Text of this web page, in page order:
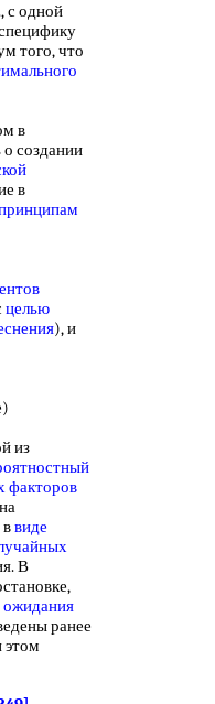
с одной
того, что
в
о создании
в
целью
), и
из
факторов
виде
В
ожидания
ранее
этом